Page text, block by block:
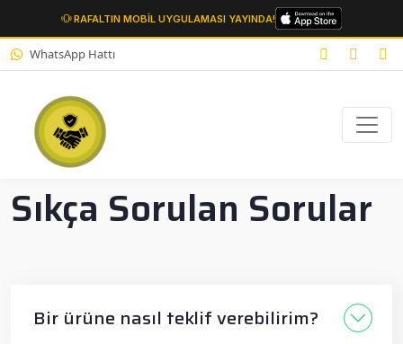
RAFALTIN MOBİL UYGULAMASI YAYINDA!
WhatsApp Hattı
Sıkça Sorulan Sorular
Bir ürüne nasıl teklif verebilirim?